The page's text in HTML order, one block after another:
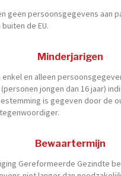
geen persoonsgegevens aan
de EU.
Minderjarigen
enkel en alleen
jongen dan 16 jaar)
is gegeven door de
Bewaartermijn
Gereformeerde Gezindte